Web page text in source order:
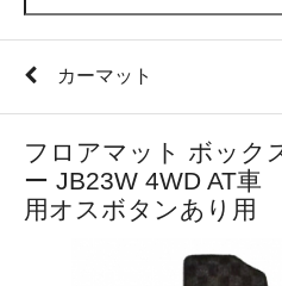
カーマット
フロアマット ボック
ー JB23W 4WD AT車
用オスボタンあり用